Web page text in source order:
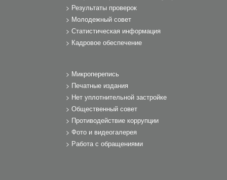
Результаты проверок
Молодежный совет
Статистическая информация
Кадровое обеспечение
Микроперепись
Печатные издания
Нет уплотнительной застройке
Общественный совет
Противодействие коррупции
Фото и видеогалерея
Работа с обращениями